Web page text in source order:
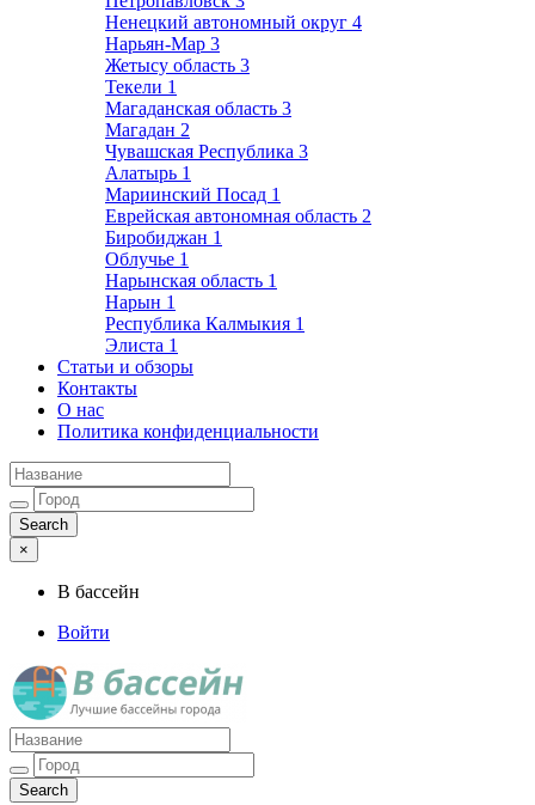
Ненецкий автономный округ 4
Нарьян-Мар 3
Жетысу область 3
Текели 1
Магаданская область 3
Магадан 2
Чувашская Республика 3
Алатырь 1
Мариинский Посад 1
Еврейская автономная область 2
Биробиджан 1
Облучье 1
Нарынская область 1
Нарын 1
Республика Калмыкия 1
Элиста 1
Статьи и обзоры
Контакты
О нас
Политика конфиденциальности
×
В бассейн
Войти
Лучшие бассейны города